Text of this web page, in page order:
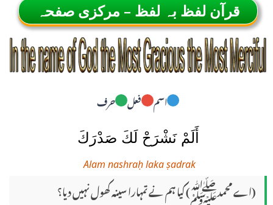
قرآن لفظ بہ لفظ – مرکزی صفحہ
اسم فعل حرف
أَلَمْ نَشْرَحْ لَكَ صَدْرَكَ
Alam nashraḥ laka ṣadrak
(اے محمدﷺ) کیا ہم نے تمہارا سینہ کھول نہیں دیا؟